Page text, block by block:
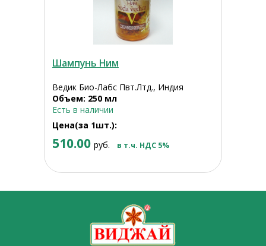
Шампунь Ним
Ведик Био-Лабс Пвт.Лтд., Индия
Объем: 250 мл
Есть в наличии
Цена(за 1шт.):
510.00 руб. в т.ч. НДС 5%